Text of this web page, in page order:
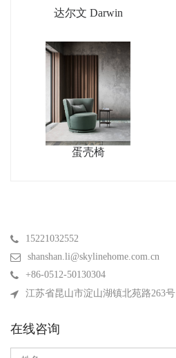
达尔文 Darwin
蛋壳椅
在线咨询
15221032552
shanshan.li@skylinehome.com.cn
+86-0512-50130304
江苏省昆山市淀山湖镇北苑路263号